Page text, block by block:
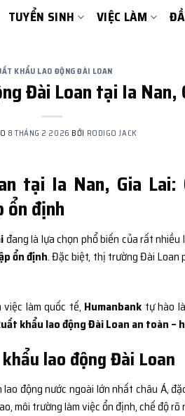
TUYỂN SINH VIỆC LÀM
KHẨU LAO ĐỘNG ĐÀI LOAN
Đài Loan tại Ia Nan,
8 THÁNG 2 2026 BỞI RODIGO JACK
tại Ia Nan, Gia Lai:
ổn định
đang là lựa chọn phổ biến của rất
ổn định. Đặc biệt, thị trường Đài Loan
làm quốc tế, Humanbank tự hào
khẩu lao động Đài Loan an toàn –
lao động Đài Loan
động nước ngoài lớn nhất châu Á,
môi trường làm việc ổn định, chế độ rõ